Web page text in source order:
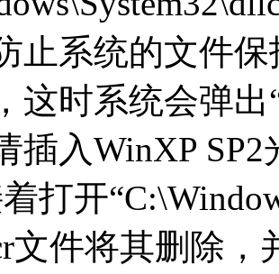
止系统的文件
这时系统会弹
插入WinXP
打开
文件将其删除，